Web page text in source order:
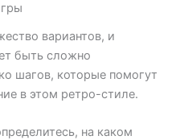
вариантов, и
быть сложно
шагов, которые помогут
в этом ретро-стиле.
на каком